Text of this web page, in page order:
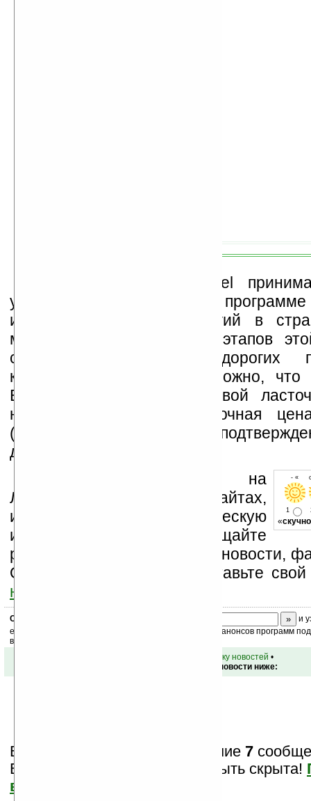
Компании ASUS и Intel
участие в международной
информационных технологий в
мира. Одним из важных этапов
считается создание недорогих
компьютеров. Вполне возможно,
Eee PC 701 станет «первой
направлении. Ориентировочная
(официально пока не
долларов.
- «
1
«скучно
Устанавливайте линк на
Ладошки на своих сайтах,
изучайте коммерческую
информацию, посещайте
разделы сайта (форум, чат, новости,
Оцените эту новость и оставьте
ниже на странице
Скоро
и
ежедневный или еженедельный дайджест новостей, анонсов программ
ваш почтовый ящик.
вернуться к списку новостей •
Обсуждение этой новости ниже:
Вам показаны только последние 7
Важная информация может быть скрыта!
все?